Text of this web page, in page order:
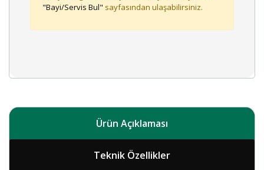
"Bayi/Servis Bul" sayfasından ulaşabilirsiniz.
Ürün Açıklaması
Teknik Özellikler